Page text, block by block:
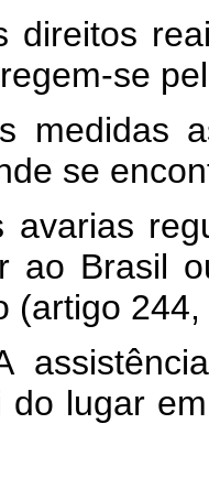
direitos
se
medidas
se
avarias
ao Brasil
(artigo 244,
do lugar